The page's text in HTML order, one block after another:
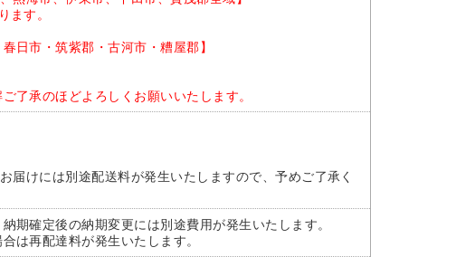
ます。
日市・筑紫郡・古河市・糟屋郡】
了承のほどよろしくお願いいたします。
けには別途配送料が発生いたしますので、予めご了承く
期確定後の納期変更には別途費用が発生いたします。
は再配達料が発生いたします。